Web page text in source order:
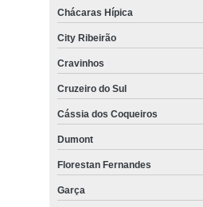
Chácaras Hípica
City Ribeirão
Cravinhos
Cruzeiro do Sul
Cássia dos Coqueiros
Dumont
Florestan Fernandes
Garça